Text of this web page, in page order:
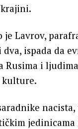
je Lavrov,
ispada da
Rusima i
kulture.
jedinicama